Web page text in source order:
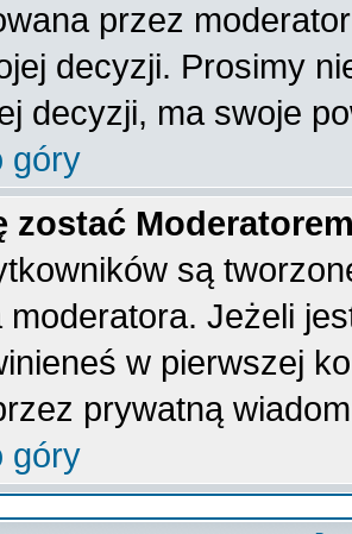
przez
decyzji. Prosimy
decyzji, ma swoje
góry
zostać
są
Jeżeli
w pierwszej
prywatną
góry